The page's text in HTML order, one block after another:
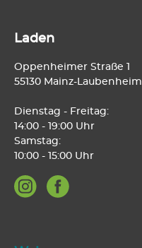
Laden
Oppenheimer Straße 1
55130 Mainz-Laubenheim
Dienstag - Freitag:
14:00 - 19:00 Uhr
Samstag:
10:00 - 15:00 Uhr